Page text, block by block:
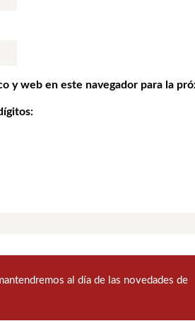
y web en este navegador para la
al día de las novedades de